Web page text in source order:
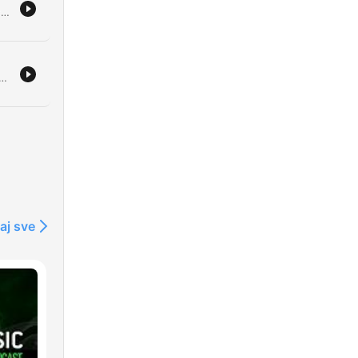
Ce récit retrace le procès d'Alexandre Petreman et de ses co-accusés pour l'assassinat de Reynald. À travers les témoignages bouleversants des familles, les contradictions des accusés et les accusations graves portées par Coralie, l'audience met en lumière la tragédie humaine derrière l'acte criminel. L'épisode détaille également le verdict final, précisant les peines de prison prononcées pour Alexandre Petreman et Valérie Andrieux. Le récit se conclut sur l'émotion intense des familles impliquées et un échange poignant entre le père de la victime et celui de l'accusé à l'issue de l'audience.
Ce podcast Enquête criminelle relate la disparition mystérieuse de Leslie Hurlbeck et Kevin en novembre 2022. L'enquête explore les premiers doutes des proches, l'implication suspecte de leur ami Tom dans un contexte de jalousie amoureuse, ainsi que la découverte d'effets personnels et d'indices troublants à Puy-Raveau.
sve